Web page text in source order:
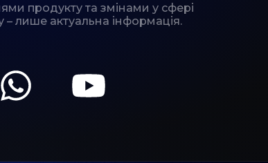
продукту та змінами у сфері
лише актуальна інформація.